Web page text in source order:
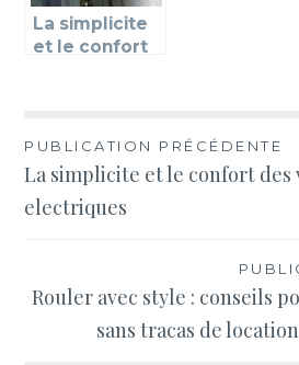
La simplicite
et le confort
Navigation
de
l’article
PUBLICATION PRÉCÉDENTE
La simplicite et le confort des
electriques
Rouler avec style : conseils
sans tracas de